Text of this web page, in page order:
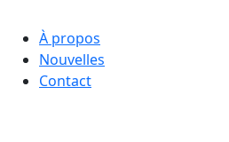
À propos
Nouvelles
Contact